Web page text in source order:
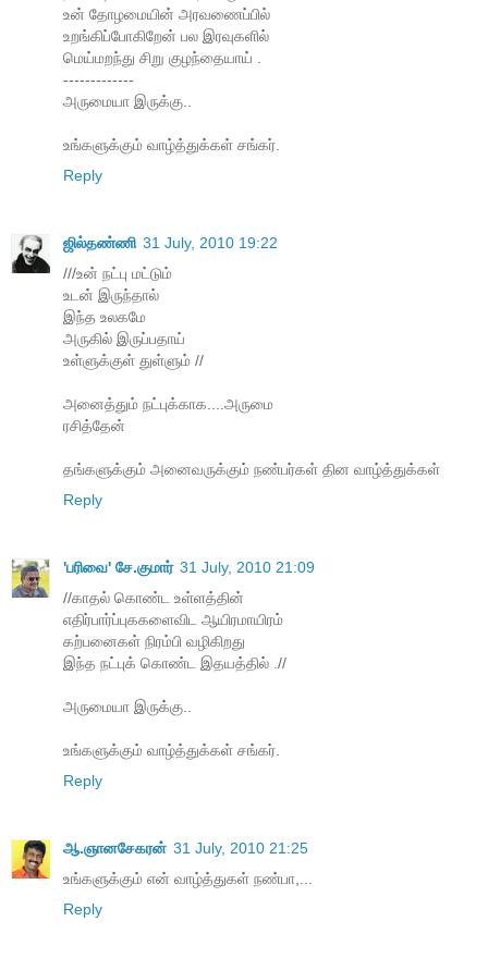
உன் தோழமையின் அரவணைப்பில்
உறங்கிப்போகிறேன் பல இரவுகளில்
மெய்மறந்து சிறு குழந்தையாய் .
-------------
அருமையா இருக்கு..
உங்களுக்கும் வாழ்த்துக்கள் சங்கர்.
Reply
ஜில்தண்ணி 31 July, 2010 19:22
///உன் நட்பு மட்டும்
உடன் இருந்தால்
இந்த உலகமே
அருகில் இருப்பதாய்
உள்ளுக்குள் துள்ளும் //
அனைத்தும் நட்புக்காக....அருமை
ரசித்தேன்
தங்களுக்கும் அனைவருக்கும் நண்பர்கள் தின வாழ்த்துக்கள்
Reply
'பரிவை' சே.குமார் 31 July, 2010 21:09
//காதல் கொண்ட உள்ளத்தின்
எதிர்பார்ப்புககளைவிட ஆயிரமாயிரம்
கற்பனைகள் நிரம்பி வழிகிறது
இந்த நட்புக் கொண்ட இதயத்தில் .//
அருமையா இருக்கு..
உங்களுக்கும் வாழ்த்துக்கள் சங்கர்.
Reply
ஆ.ஞானசேகரன் 31 July, 2010 21:25
உங்களுக்கும் என் வாழ்த்துகள் நண்பா,...
Reply